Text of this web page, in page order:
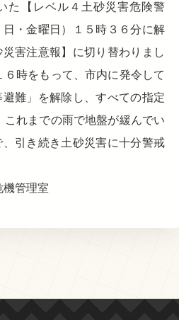
た【レベル４土砂災害危険警
・金曜日）１５時３６分に解
害注意報】に切り替わりまし
時をもって、市内に発令して
難」を解除し、すべての指定
れまでの雨で地盤が緩んでい
引き続き土砂災害に十分警戒
機管理室